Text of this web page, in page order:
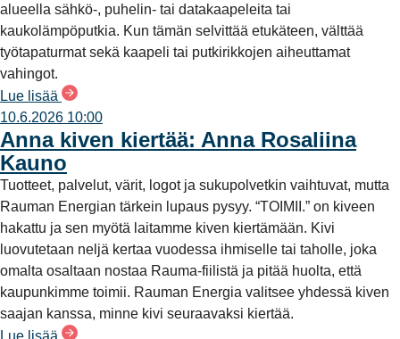
alueella sähkö-, puhelin- tai datakaapeleita tai
kaukolämpöputkia. Kun tämän selvittää etukäteen, välttää
työtapaturmat sekä kaapeli tai putkirikkojen aiheuttamat
vahingot.
Lue lisää
10.6.2026 10:00
Anna kiven kiertää: Anna Rosaliina
Kauno
Tuotteet, palvelut, värit, logot ja sukupolvetkin vaihtuvat, mutta
Rauman Energian tärkein lupaus pysyy. “TOIMII.” on kiveen
hakattu ja sen myötä laitamme kiven kiertämään. Kivi
luovutetaan neljä kertaa vuodessa ihmiselle tai taholle, joka
omalta osaltaan nostaa Rauma-fiilistä ja pitää huolta, että
kaupunkimme toimii. Rauman Energia valitsee yhdessä kiven
saajan kanssa, minne kivi seuraavaksi kiertää.
Lue lisää